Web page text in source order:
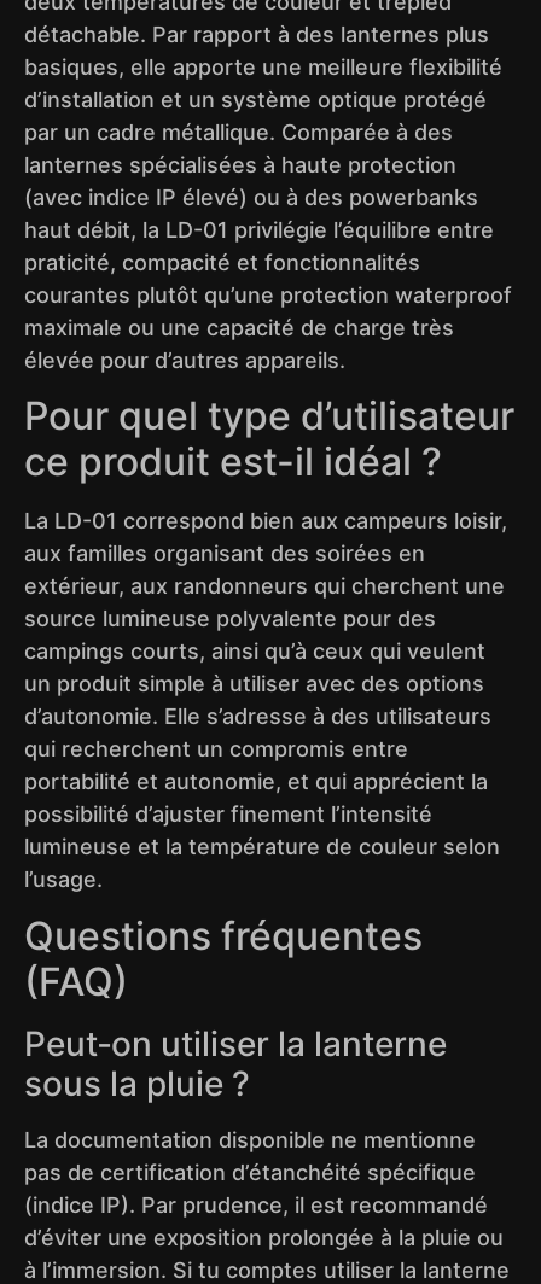
détachable. Par rapport à des lanternes plus
basiques, elle apporte une meilleure flexibilité
d’installation et un système optique protégé
par un cadre métallique. Comparée à des
lanternes spécialisées à haute protection
(avec indice IP élevé) ou à des powerbanks
haut débit, la LD-01 privilégie l’équilibre entre
praticité, compacité et fonctionnalités
courantes plutôt qu’une protection waterproof
maximale ou une capacité de charge très
élevée pour d’autres appareils.
Pour quel type d’utilisateur
ce produit est-il idéal ?
La LD-01 correspond bien aux campeurs loisir,
aux familles organisant des soirées en
extérieur, aux randonneurs qui cherchent une
source lumineuse polyvalente pour des
campings courts, ainsi qu’à ceux qui veulent
un produit simple à utiliser avec des options
d’autonomie. Elle s’adresse à des utilisateurs
qui recherchent un compromis entre
portabilité et autonomie, et qui apprécient la
possibilité d’ajuster finement l’intensité
lumineuse et la température de couleur selon
l’usage.
Questions fréquentes
(FAQ)
Peut‑on utiliser la lanterne
sous la pluie ?
La documentation disponible ne mentionne
pas de certification d’étanchéité spécifique
(indice IP). Par prudence, il est recommandé
d’éviter une exposition prolongée à la pluie ou
à l’immersion. Si tu comptes utiliser la lanterne